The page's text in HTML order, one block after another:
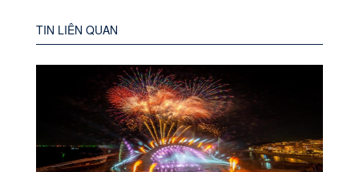
TIN LIÊN QUAN